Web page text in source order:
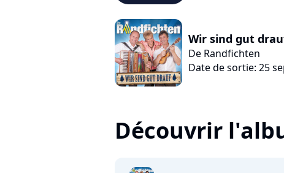
Wir sind gut
De Randfichten
Date de sortie: 25
Découvrir